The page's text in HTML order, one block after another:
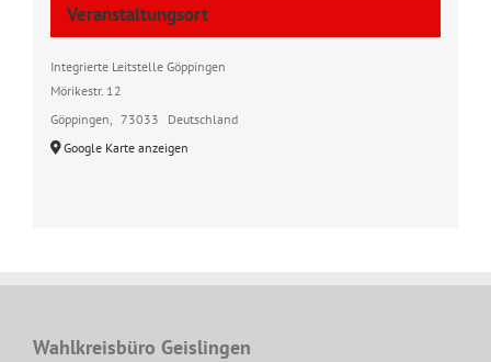
Veranstaltungsort
Integrierte Leitstelle Göppingen
Mörikestr. 12
Göppingen
73033
Deutschland
Google Karte anzeigen
Wahlkreisbüro Geislingen